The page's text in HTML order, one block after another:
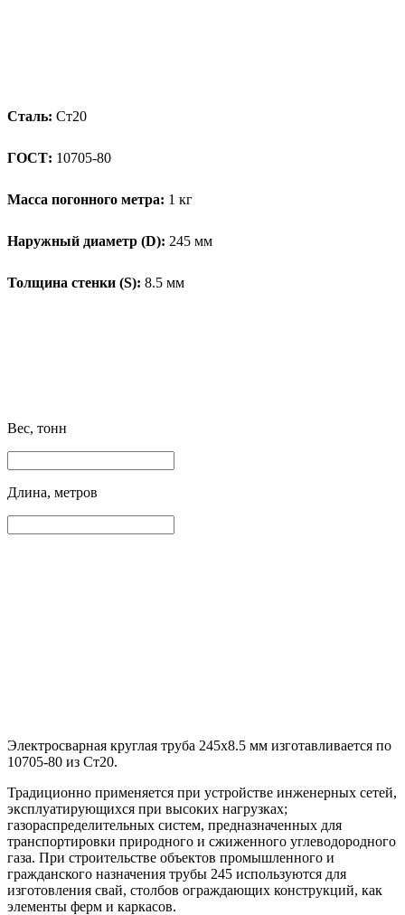
Сталь: Ст20
ГОСТ: 10705-80
Масса погонного метра: 1 кг
Наружный диаметр (D): 245 мм
Толщина стенки (S): 8.5 мм
Вес, тонн
Длина, метров
Электросварная круглая труба 245х8.5 мм изготавливается по
10705-80 из Ст20.
Традиционно применяется при устройстве инженерных сетей,
эксплуатирующихся при высоких нагрузках;
газораспределительных систем, предназначенных для
транспортировки природного и сжиженного углеводородного
газа. При строительстве объектов промышленного и
гражданского назначения трубы 245 используются для
изготовления свай, столбов ограждающих конструкций, как
элементы ферм и каркасов.